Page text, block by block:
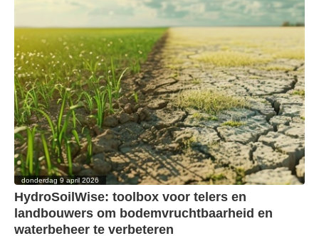
donderdag 9 april 2026
HydroSoilWise: toolbox voor telers en
landbouwers om bodemvruchtbaarheid en
waterbeheer te verbeteren